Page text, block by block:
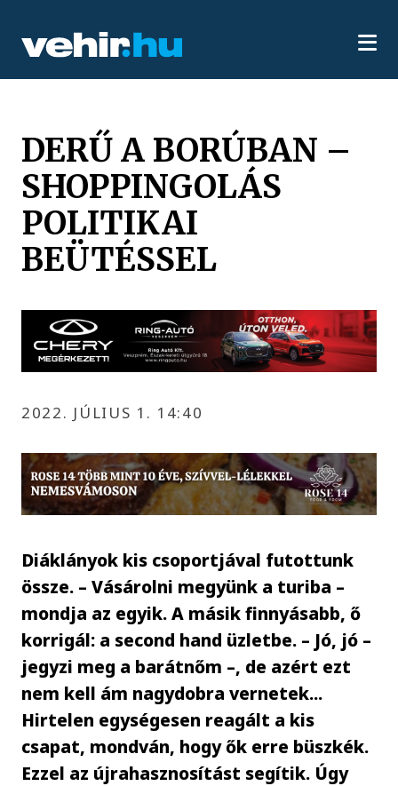
DERŰ A BORÚBAN –
SHOPPINGOLÁS
POLITIKAI
BEÜTÉSSEL
2022. JÚLIUS 1. 14:40
Diáklányok kis csoportjával futottunk
össze. – Vásárolni megyünk a turiba –
mondja az egyik. A másik finnyásabb, ő
korrigál: a second hand üzletbe. – Jó, jó –
jegyzi meg a barátnőm –, de azért ezt
nem kell ám nagydobra vernetek...
Hirtelen egységesen reagált a kis
csapat, mondván, hogy ők erre büszkék.
Ezzel az újrahasznosítást segítik. Úgy